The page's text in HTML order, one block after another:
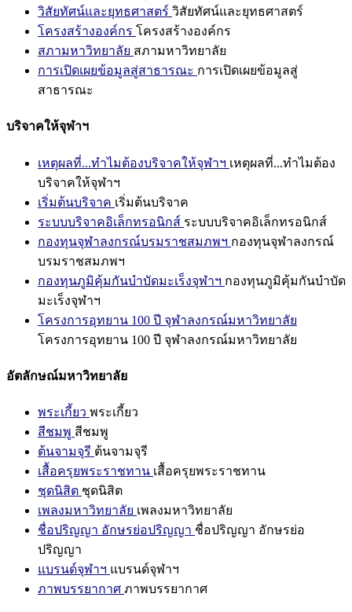
วิสัยทัศน์และยุทธศาสตร์ วิสัยทัศน์และยุทธศาสตร์
โครงสร้างองค์กร โครงสร้างองค์กร
สภามหาวิทยาลัย สภามหาวิทยาลัย
การเปิดเผยข้อมูลสู่สาธารณะ การเปิดเผยข้อมูลสู่
สาธารณะ
บริจาคให้จุฬาฯ
เหตุผลที่...ทำไมต้องบริจาคให้จุฬาฯ เหตุผลที่...ทำไมต้อง
บริจาคให้จุฬาฯ
เริ่มต้นบริจาค เริ่มต้นบริจาค
ระบบบริจาคอิเล็กทรอนิกส์ ระบบบริจาคอิเล็กทรอนิกส์
กองทุนจุฬาลงกรณ์บรมราชสมภพฯ กองทุนจุฬาลงกรณ์
บรมราชสมภพฯ
กองทุนภูมิคุ้มกันบำบัดมะเร็งจุฬาฯ กองทุนภูมิคุ้มกันบำบัด
มะเร็งจุฬาฯ
โครงการอุทยาน 100 ปี จุฬาลงกรณ์มหาวิทยาลัย
โครงการอุทยาน 100 ปี จุฬาลงกรณ์มหาวิทยาลัย
อัตลักษณ์มหาวิทยาลัย
พระเกี้ยว พระเกี้ยว
สีชมพู สีชมพู
ต้นจามจุรี ต้นจามจุรี
เสื้อครุยพระราชทาน เสื้อครุยพระราชทาน
ชุดนิสิต ชุดนิสิต
เพลงมหาวิทยาลัย เพลงมหาวิทยาลัย
ชื่อปริญญา อักษรย่อปริญญา ชื่อปริญญา อักษรย่อ
ปริญญา
แบรนด์จุฬาฯ แบรนด์จุฬาฯ
ภาพบรรยากาศ ภาพบรรยากาศ